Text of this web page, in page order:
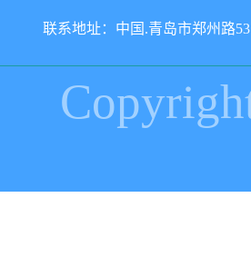
联系地址：中国.青岛市郑州路